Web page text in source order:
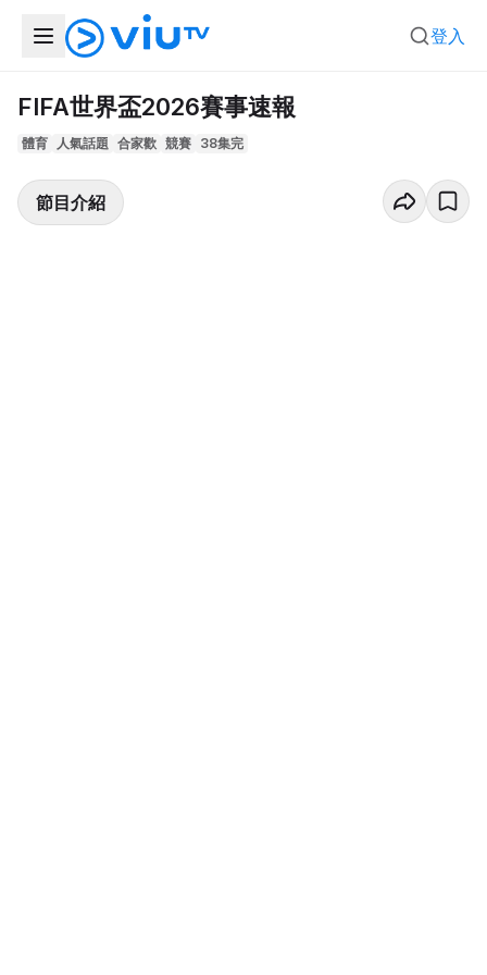
登入
FIFA世界盃2026賽事速報
體育 人氣話題 合家歡 競賽 38集完
節目介紹